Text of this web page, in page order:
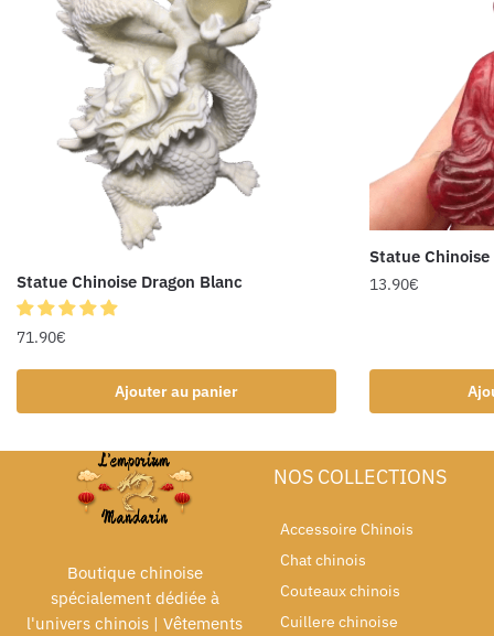
Statue Chinoise Dragon Blanc
71.90€
Ajouter au panier
Statue Chinoise
13.90€
Boutique chinoise
spécialement dédiée à
l'univers chinois | Vêtements
NOS COLLECTIONS
Accessoire Chinois
Chat chinois
Couteaux chinois
Cuillere chinoise